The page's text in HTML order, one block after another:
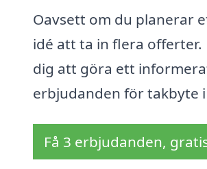
Oavsett om du planerar
idé att ta in flera
dig att göra ett
erbjudanden för takbyte i
Få 3 erbjudanden,